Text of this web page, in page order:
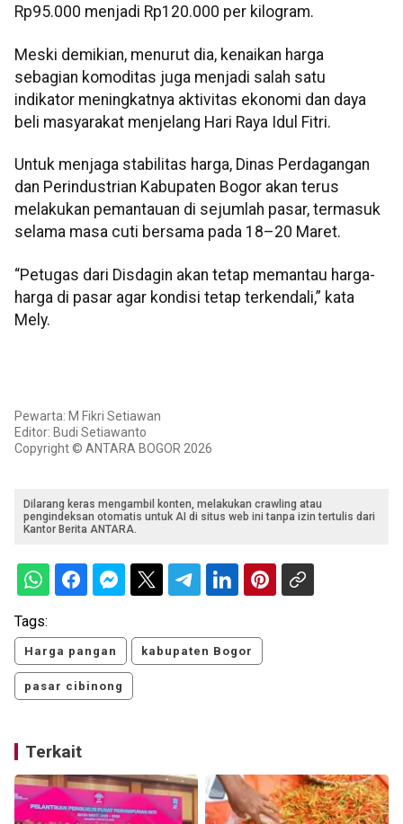
Rp95.000 menjadi Rp120.000 per kilogram.
Meski demikian, menurut dia, kenaikan harga
sebagian komoditas juga menjadi salah satu
indikator meningkatnya aktivitas ekonomi dan daya
beli masyarakat menjelang Hari Raya Idul Fitri.
Untuk menjaga stabilitas harga, Dinas Perdagangan
dan Perindustrian Kabupaten Bogor akan terus
melakukan pemantauan di sejumlah pasar, termasuk
selama masa cuti bersama pada 18–20 Maret.
“Petugas dari Disdagin akan tetap memantau harga-
harga di pasar agar kondisi tetap terkendali,” kata
Mely.
Pewarta: M Fikri Setiawan
Editor: Budi Setiawanto
Copyright © ANTARA BOGOR 2026
Dilarang keras mengambil konten, melakukan crawling atau
pengindeksan otomatis untuk AI di situs web ini tanpa izin tertulis dari
Kantor Berita ANTARA.
Tags:
Harga pangan kabupaten Bogor
pasar cibinong
Terkait